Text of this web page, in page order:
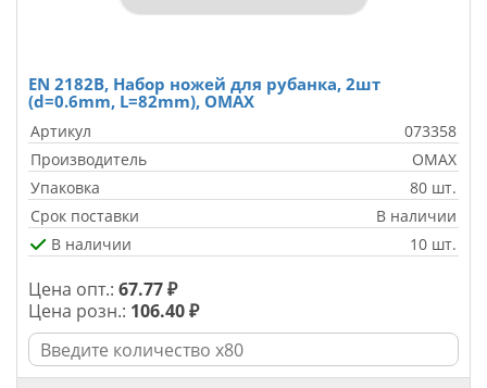
EN 2182B, Набор ножей для рубанка, 2шт
(d=0.6mm, L=82mm), OMAX
Артикул
073358
Производитель
OMAX
Упаковка
80 шт.
Срок поставки
В наличии
В наличии
10 шт.
Цена опт.: 67.77 ₽
Цена розн.: 106.40 ₽